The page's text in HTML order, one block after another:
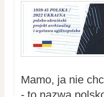
Mamo, ja nie